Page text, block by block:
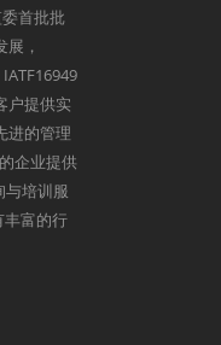
首批批
，
户提供实
进的管理
企业提供
与培训服
丰富的行